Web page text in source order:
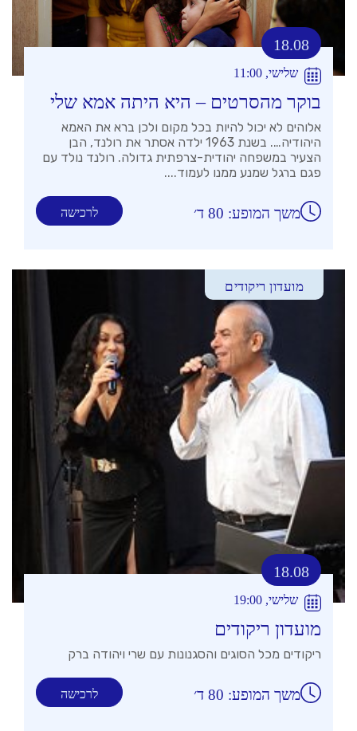
18.08
שלישי, 11:00
בוקר מהסרטים – היא היתה אמא שלי
אלוהים לא יכול להיות בכל מקום ולכן ברא את האמא
היהודיה…. בשנת 1963 ילדה אסתר את רולנד, הבן
הצעיר במשפחה יהודית-צרפתית גדולה. רולנד נולד עם
פגם ברגל שמנע ממנו לעמוד....
לרכישה משך המופע: 80 ד׳
מועדון ריקודים
18.08
שלישי, 19:00
מועדון ריקודים
ריקודים מכל הסוגים והסגנונות עם שרי ויהודה ברק
לרכישה משך המופע: 80 ד׳